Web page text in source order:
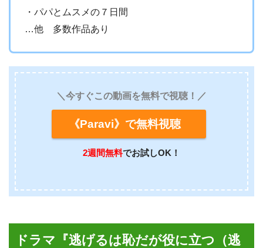
・パパとムスメの７日間
…他 多数作品あり
＼今すぐこの動画を無料で視聴！／
《Paravi》で無料視聴
2週間無料でお試しOK！
ドラマ『逃げるは恥だが役に立つ（逃